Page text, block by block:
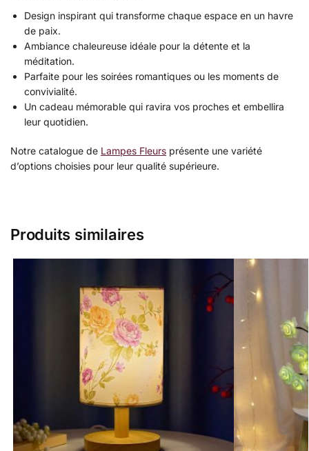
Design inspirant qui transforme chaque espace en un havre
de paix.
Ambiance chaleureuse idéale pour la détente et la
méditation.
Parfaite pour les soirées romantiques ou les moments de
convivialité.
Un cadeau mémorable qui ravira vos proches et embellira
leur quotidien.
Notre catalogue de Lampes Fleurs présente une variété
d’options choisies pour leur qualité supérieure.
Produits similaires